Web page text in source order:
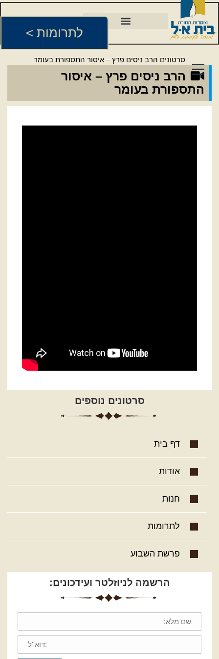
לתרומות >
סרטונים הרב ניסים פרץ – איסור התספורת בעומר
הרב ניסים פרץ – איסור
התספורת בעומר
סרטונים נוספים
דף בית
אודות
חנות
לתרומות
פרשת השבוע
הרשמה לניוזלטר ועידכונים: